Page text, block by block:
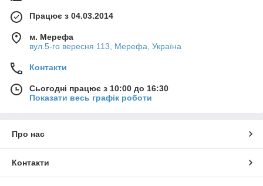
Працює з 04.03.2014
м. Мерефа
вул.5-го вересня 113, Мерефа, Україна
Контакти
Сьогодні працює з 10:00 до 16:30
Показати весь графік роботи
Про нас
Контакти